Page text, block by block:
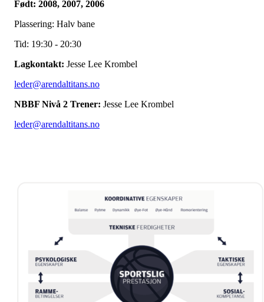
Født: 2008, 2007, 2006
Plassering: Halv bane
Tid: 19:30 - 20:30
Lagkontakt: Jesse Lee Krombel
leder@arendaltitans.no
NBBF Nivå 2 Trener: Jesse Lee Krombel
leder@arendaltitans.no